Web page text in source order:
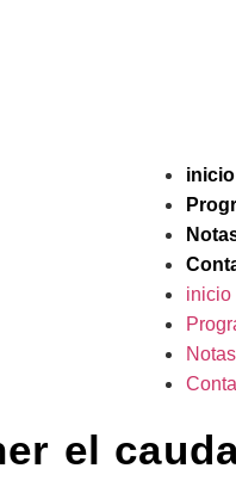
inicio
inicio
Notas
el